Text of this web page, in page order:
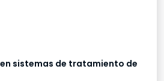
sistemas de tratamiento de